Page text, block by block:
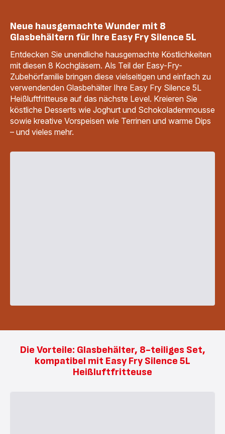
Neue hausgemachte Wunder mit 8
Glasbehältern für Ihre Easy Fry Silence 5L
Entdecken Sie unendliche hausgemachte Köstlichkeiten
mit diesen 8 Kochgläsern. Als Teil der Easy-Fry-
Zubehörfamilie bringen diese vielseitigen und einfach zu
verwendenden Glasbehälter Ihre Easy Fry Silence 5L
Heißluftfritteuse auf das nächste Level. Kreieren Sie
köstliche Desserts wie Joghurt und Schokoladenmousse
sowie kreative Vorspeisen wie Terrinen und warme Dips
– und vieles mehr.
Die Vorteile: Glasbehälter, 8-teiliges Set,
kompatibel mit Easy Fry Silence 5L
Heißluftfritteuse